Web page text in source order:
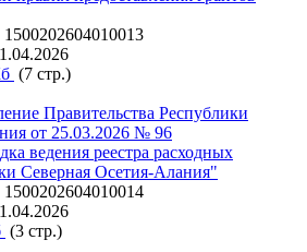
1500202604010013
(7 стр.)
Правительства Республики
от 25.03.2026 № 96
ведения реестра расходных
Северная Осетия-Алания"
1500202604010014
(3 стр.)